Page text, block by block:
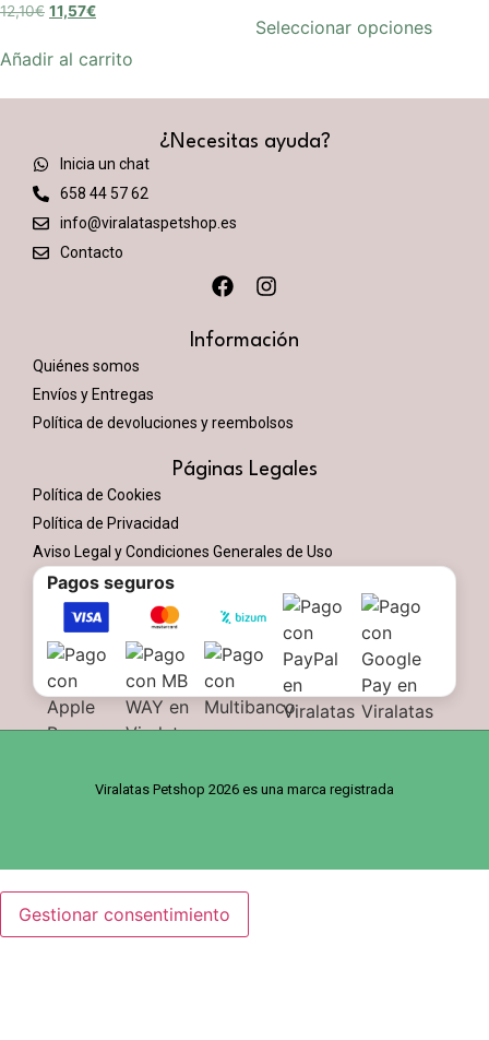
12,10€ 11,57€
Añadir al carrito
Seleccionar opciones
¿Necesitas ayuda?
Inicia un chat
658 44 57 62
info@viralataspetshop.es
Contacto
Información
Quiénes somos
Envíos y Entregas
Política de devoluciones y reembolsos
Páginas Legales
Política de Cookies
Política de Privacidad
Aviso Legal y Condiciones Generales de Uso
Pagos seguros
Viralatas Petshop 2026 es una marca registrada
Gestionar consentimiento